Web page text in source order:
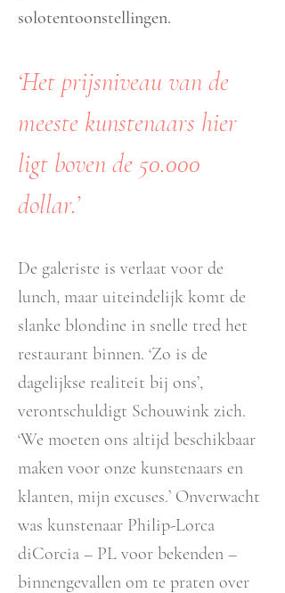
solotentoonstellingen.
‘Het prijsniveau van de
meeste kunstenaars hier
ligt boven de 50.000
dollar.’
De galeriste is verlaat voor de
lunch, maar uiteindelijk komt de
slanke blondine in snelle tred het
restaurant binnen. ‘Zo is de
dagelijkse realiteit bij ons’,
verontschuldigt Schouwink zich.
‘We moeten ons altijd beschikbaar
maken voor onze kunstenaars en
klanten, mijn excuses.’ Onverwacht
was kunstenaar Philip-Lorca
diCorcia – PL voor bekenden –
binnengevallen om te praten over